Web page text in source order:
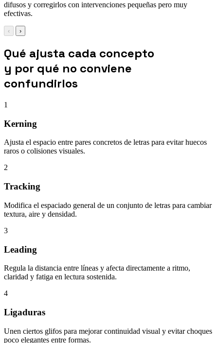
difusos y corregirlos con intervenciones pequeñas pero muy
efectivas.
‹ ›
Qué ajusta cada concepto
y por qué no conviene
confundirlos
1
Kerning
Ajusta el espacio entre pares concretos de letras para evitar huecos
raros o colisiones visuales.
2
Tracking
Modifica el espaciado general de un conjunto de letras para cambiar
textura, aire y densidad.
3
Leading
Regula la distancia entre líneas y afecta directamente a ritmo,
claridad y fatiga en lectura sostenida.
4
Ligaduras
Unen ciertos glifos para mejorar continuidad visual y evitar choques
poco elegantes entre formas.